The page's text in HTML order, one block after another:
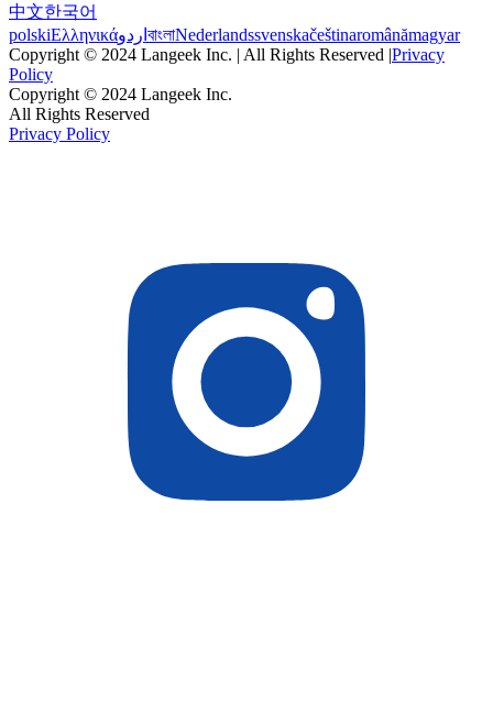
中文한국어
polskiΕλληνικάاردو বাংলাNederlandssvenskačeštinaromânămagyar
Copyright © 2024 Langeek Inc. | All Rights Reserved |Privacy
Policy
Copyright © 2024 Langeek Inc.
All Rights Reserved
Privacy Policy